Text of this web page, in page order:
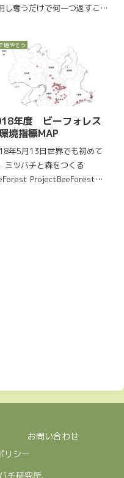
し奪うだけで何一つ返すこと
きそうになって・・・だか
気候変動や環境問題が起きる
当然だと思います。自然を征
増やそう
年度 ビーフォレス
境指標MAP
年5月13日世界でも初めて
ミツバチと森をつくる
ProjectBeeForest
お問い合わせ
リシー
チ研究所.